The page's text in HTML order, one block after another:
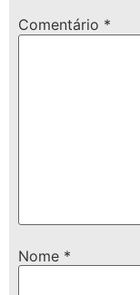
Comentário *
Nome *